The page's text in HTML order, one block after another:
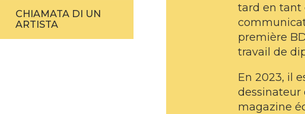
CHIAMATA DI UN
ARTISTA
tard en tant
première
travail de
En 2023, il
dessinateur
magazine